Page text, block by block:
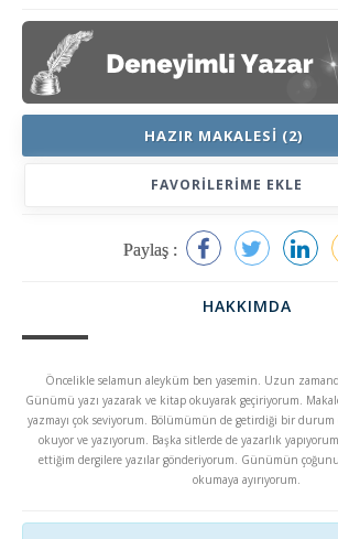
HAZIR MAKALESI (2)
FAVORILERIME EKLE
Paylaş :
HAKKIMDA
Öncelikle selamun aleyküm ben yasemin. Uzun
Günümü yazı yazarak ve kitap okuyarak geçiriyorum.
yazmayı çok seviyorum. Bölümümün de getirdiği bir durum
okuyor ve yazıyorum. Başka sitlerde de yazarlık
ettiğim dergilere yazılar gönderiyorum. Günümün
okumaya ayırıyorum.